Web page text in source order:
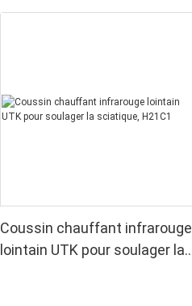
Coussin chauffant infrarouge
lointain UTK pour soulager la